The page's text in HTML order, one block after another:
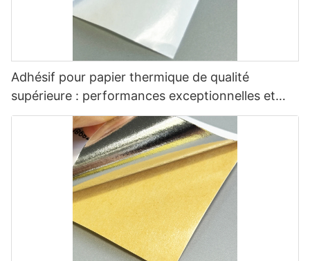
Adhésif pour papier thermique de qualité
supérieure : performances exceptionnelles et
polyvalentes